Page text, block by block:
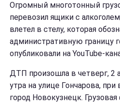
Огромный многотонный
перевозил ящики с
влетел в стелу, которая
административную границу
опубликовали на YouTube-
ДТП произошла в четверг, 2
утра на улице Гончарова,
город Новокузнецк.